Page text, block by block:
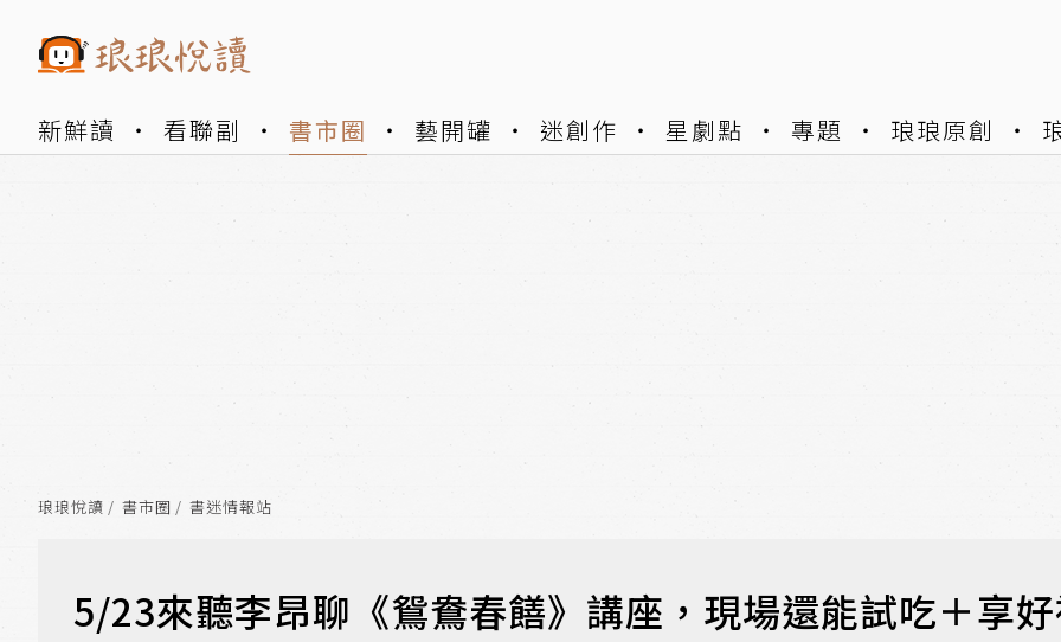
新鮮讀 看聯副 書市圈 藝開罐 迷創作 星劇點 專題 琅琅原創
琅琅悅讀 書市圈 書迷情報站
5/23來聽李昂聊《鴛鴦春饍》講座，現場還能試吃＋享